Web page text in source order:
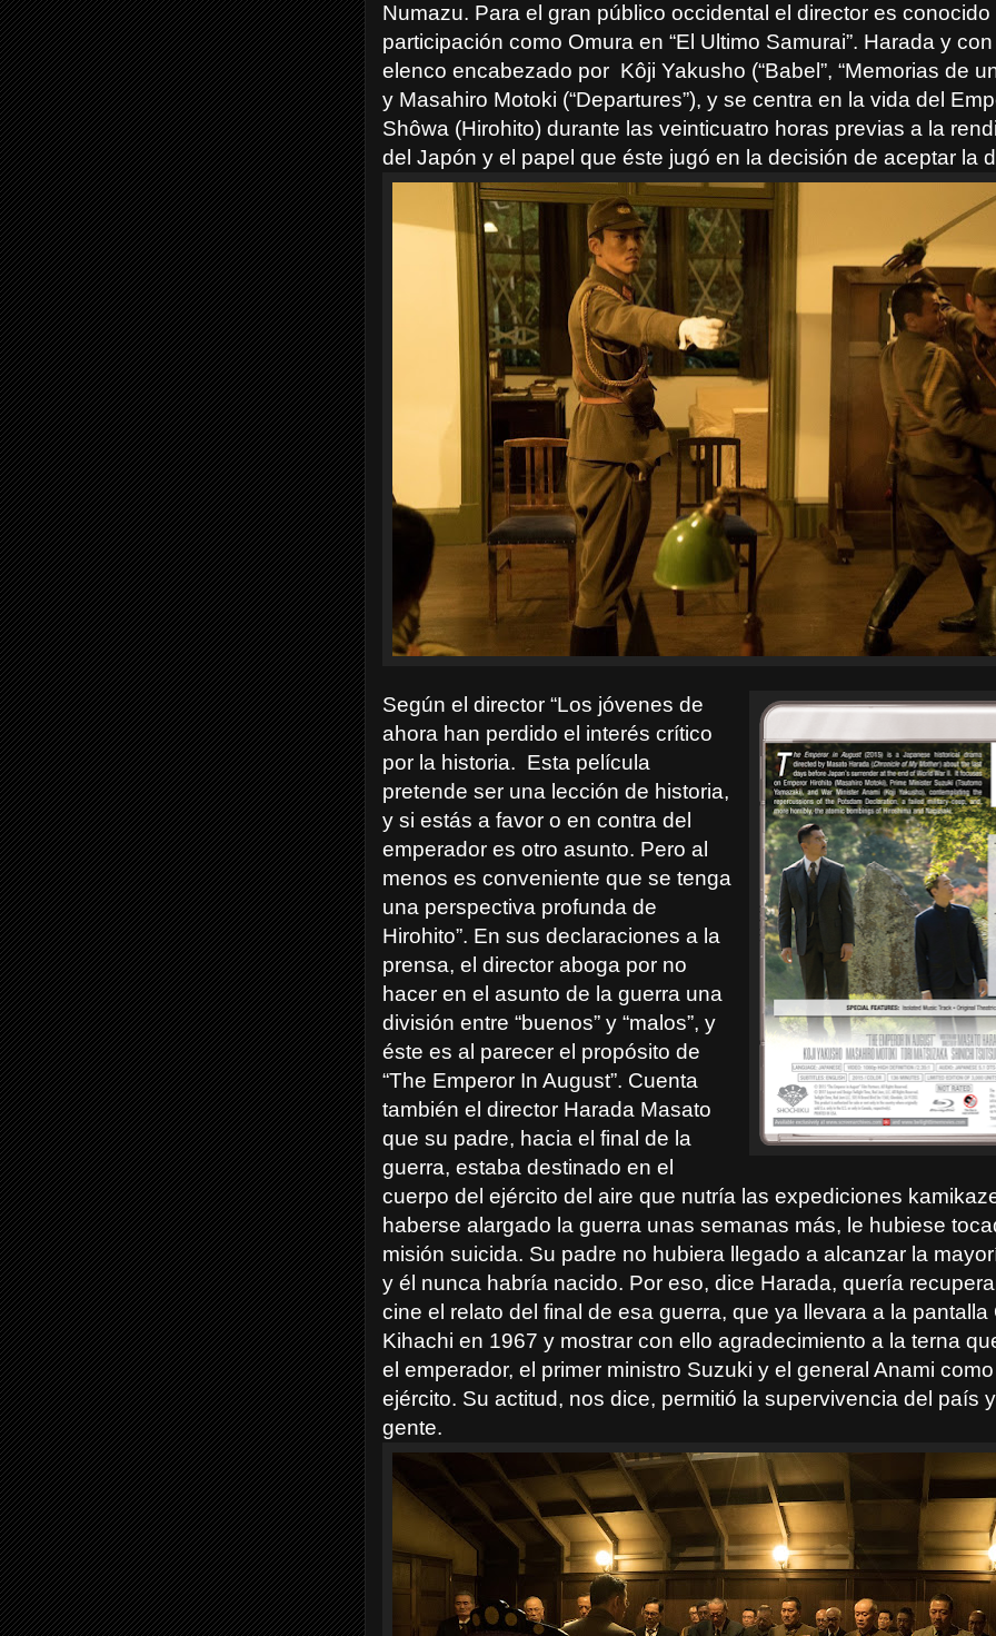
Numazu. Para el gran público occidental el director es conocido
participación como Omura en “El Ultimo Samurai”. Harada y
elenco encabezado por Kôji Yakusho (“Babel”, “Memorias de
y Masahiro Motoki (“Departures”), y se centra en la vida del
Shôwa (Hirohito) durante las veinticuatro horas previas a la
del Japón y el papel que éste jugó en la decisión de aceptar la
Según el director “Los jóvenes de
ahora han perdido el interés crítico
por la historia. Esta película
pretende ser una lección de historia,
y si estás a favor o en contra del
emperador es otro asunto. Pero al
menos es conveniente que se tenga
una perspectiva profunda de
Hirohito”. En sus declaraciones a la
prensa, el director aboga por no
hacer en el asunto de la guerra una
división entre “buenos” y “malos”, y
éste es al parecer el propósito de
“The Emperor In August”. Cuenta
también el director Harada Masato
que su padre, hacia el final de la
guerra, estaba destinado en el
cuerpo del ejército del aire que nutría las expediciones
haberse alargado la guerra unas semanas más, le hubiese
misión suicida. Su padre no hubiera llegado a alcanzar la
y él nunca habría nacido. Por eso, dice Harada, quería
cine el relato del final de esa guerra, que ya llevara a la pantalla
Kihachi en 1967 y mostrar con ello agradecimiento a la terna
el emperador, el primer ministro Suzuki y el general Anami como
ejército. Su actitud, nos dice, permitió la supervivencia del país
gente.